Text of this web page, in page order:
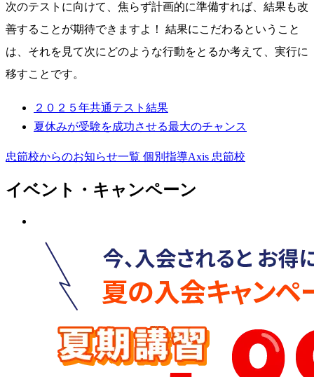
次のテストに向けて、焦らず計画的に準備すれば、結果も改
善することが期待できますよ！ 結果にこだわるということ
は、それを見て次にどのような行動をとるか考えて、実行に
移すことです。
２０２５年共通テスト結果
夏休みが受験を成功させる最大のチャンス
忠節校からのお知らせ一覧 個別指導Axis 忠節校
イベント・キャンペーン